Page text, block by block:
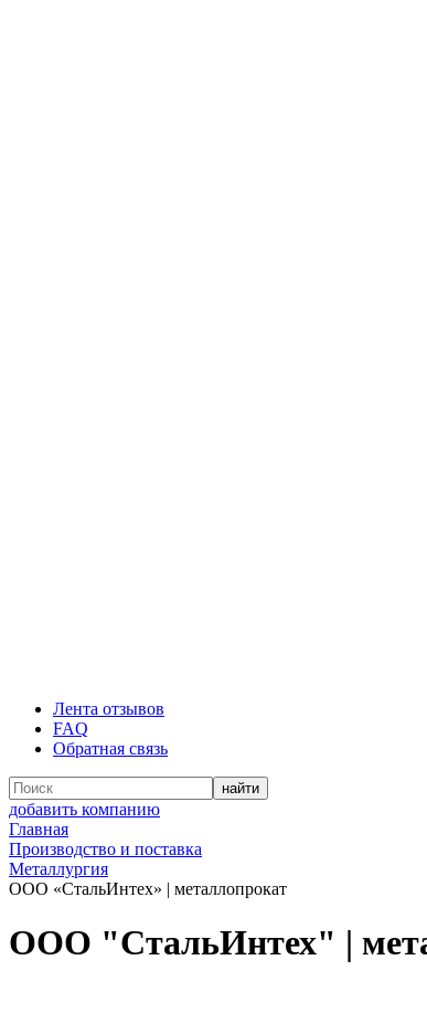
Лента отзывов
FAQ
Обратная связь
добавить компанию
Главная
Производство и поставка
Металлургия
ООО «СтальИнтех» | металлопрокат
ООО "СтальИнтех" |